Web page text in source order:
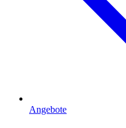
Angebote